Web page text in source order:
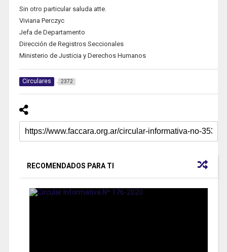
Sin otro particular saluda atte.
Viviana Perczyc
Jefa de Departamento
Dirección de Registros Seccionales
Ministerio de Justicia y Derechos Humanos
Circulares 2372
RECOMENDADOS PARA TI